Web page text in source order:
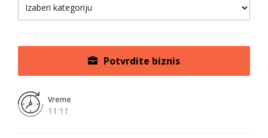
Potvrdite biznis
Vreme
11:11